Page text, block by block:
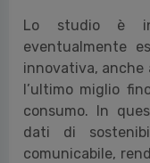
Lo studio è
eventualmente
innovativa, anche
l’ultimo miglio
consumo. In
dati di
comunicabile,